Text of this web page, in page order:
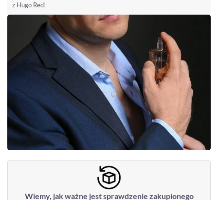
z Hugo Red!
Wiemy, jak ważne jest sprawdzenie zakupionego